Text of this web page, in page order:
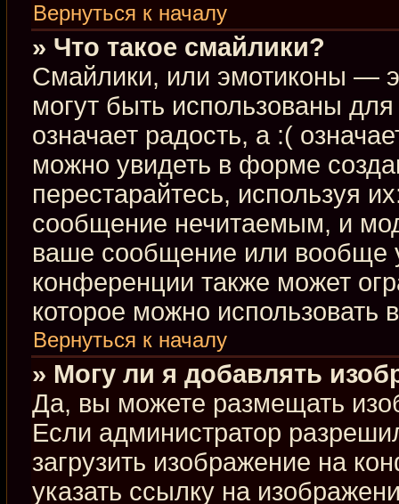
Вернуться к началу
» Что такое смайлики?
Смайлики, или эмотиконы —
могут быть использованы
означает радость, а :(
можно увидеть в форме
перестарайтесь, используя
сообщение нечитаемым, и
ваше сообщение или вообще
конференции также может
которое можно использовать
Вернуться к началу
» Могу ли я добавлять
Да, вы можете размещать
Если администратор
загрузить изображение на
указать ссылку на